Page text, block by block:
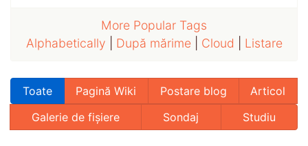
More Popular Tags
Alphabetically
După mărime| Cloud Listare
Toate Pagină Wiki Postare blog
Articol
Galerie de fișiere
Sondaj Studiu